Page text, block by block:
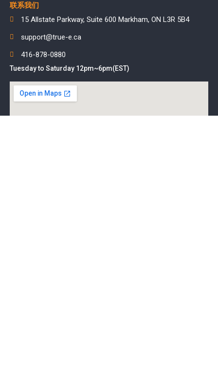
联系我们
15 Allstate Parkway, Suite 600 Markham, ON L3R 5B4
support@true-e.ca
416-878-0880
Tuesday to Saturday 12pm~6pm(EST)